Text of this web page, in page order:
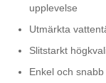
upplevelse
Utmärkta
Slitstarkt
Enkel och